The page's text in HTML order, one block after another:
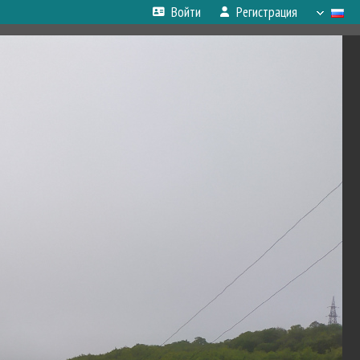
Войти Регистрация